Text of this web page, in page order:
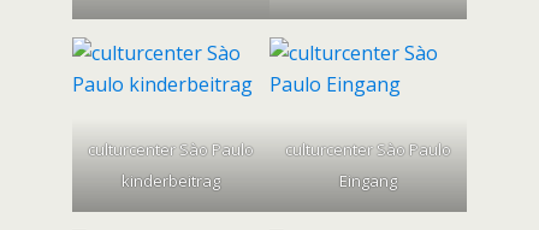
culturcenter Sào Paulo
kinderbeitrag
culturcenter Sào Paulo
Eingang